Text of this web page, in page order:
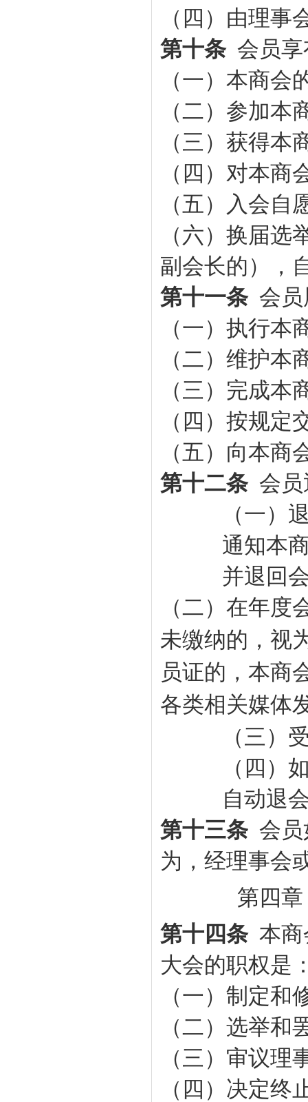
（四）由理
第十条 会员
（一）本商会
（二）参加本
（三）获得本
（四）对本商
（五）入会自
（六） 换届选
副会长的），
第十一条 会
（一）执行本
（二）维护本
（三）完成本
（四）按规定
（五）向本商
第十二条 会
（一）
通知本
并退回
（二） 在年度
未缴纳的，视
员证的，本商
各类相关媒体
（三）
（四）
自动退
第十三条 会
为，经理事会
第四
第十四条 本商
大会的职权是
（一）制定和
（二）选举和
（三）审议
（四）决定终